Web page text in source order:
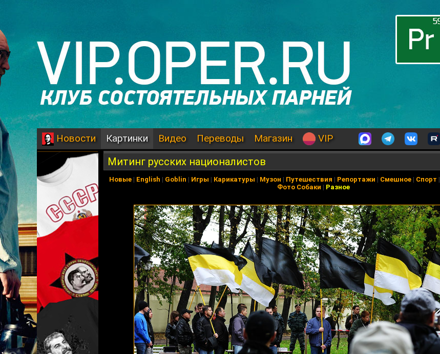
Новости Картинки Видео Переводы Магазин VIP
Митинг русских националистов
Новые| English | Goblin | Игры | Карикатуры | Музон | Путешествия | Репортажи | Смешное| Спорт |
Фото Собаки | Разное